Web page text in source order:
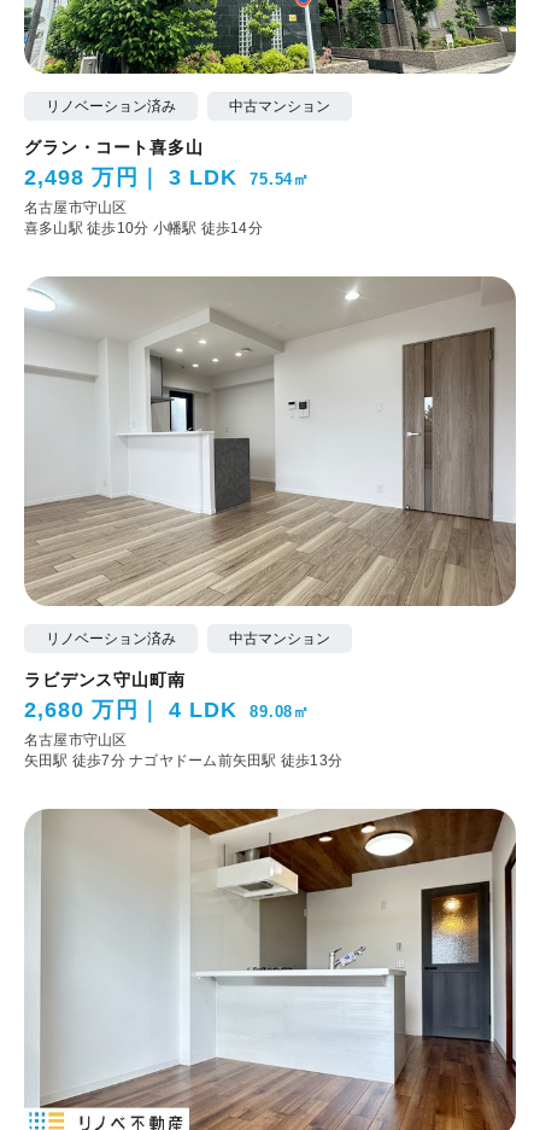
リノベーション済み 中古マンション
グラン・コート喜多山
2,498 万円 3 LDK 75.54㎡
名古屋市守山区
喜多山駅 徒歩10分 小幡駅 徒歩14分
リノベーション済み 中古マンション
ラビデンス守山町南
2,680 万円 4 LDK 89.08㎡
名古屋市守山区
矢田駅 徒歩7分ナゴヤドーム前矢田駅 徒歩13分